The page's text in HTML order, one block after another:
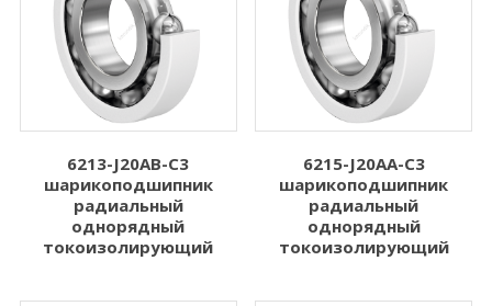
6213-J20AB-C3
шарикоподшипник
радиальный
однорядный
токоизолирующий
6215-J20AA-C3
шарикоподшипник
радиальный
однорядный
токоизолирующий